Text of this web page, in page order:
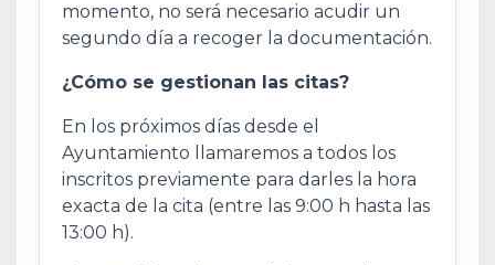
momento, no será necesario acudir un
segundo día a recoger la documentación.
¿Cómo se gestionan las citas?
En los próximos días desde el
Ayuntamiento llamaremos a todos los
inscritos previamente para darles la hora
exacta de la cita (entre las 9:00 h hasta las
13:00 h).